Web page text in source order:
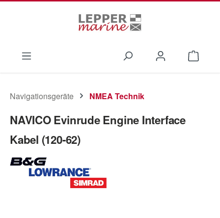
Navigationsgeräte NMEA Technik
NAVICO Evinrude Engine Interface
Kabel (120-62)